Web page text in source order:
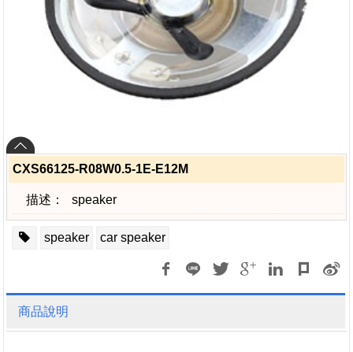
CXS66125-R08W0.5-1E-E12M
描述： speaker
speaker car speaker
商品說明